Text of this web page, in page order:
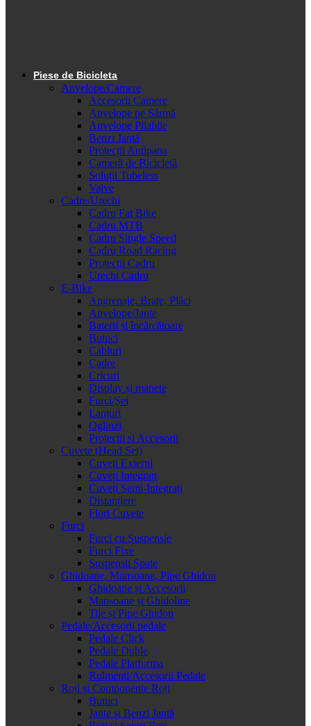
Piese de Bicicleta
Anvelope/Camere
Accesorii Camere
Anvelope pe Sârmă
Anvelope Pliabile
Benzi Jantă
Protecții Antipana
Cameră de Bicicletă
Soluții Tubeless
Valve
Cadre/Urechi
Cadru Fat Bike
Cadru MTB
Cadru Single Speed
Cadru Road Racing
Protecții Cadru
Urechi Cadru
E-Bike
Angrenaje, Brațe, Plăci
Anvelope/Jante
Baterii și încărcătoare
Butuci
Cabluri
Cadre
Cricuri
Display și manete
Furci/Șei
Lanțuri
Oglinzi
Protectii si Accesorii
Cuvete (Head Set)
Cuveți Externi
Cuveți Integrați
Cuveți Semi-Integrați
Distanțiere
Flori Cuvete
Furci
Furci cu Suspensie
Furci Fixe
Suspensii Spate
Ghidoane, Mansoane, Pipe Ghidon
Ghidoane și Accesorii
Mansoane și Ghidoline
Tije și Pipe Ghidon
Pedale/Accesorii pedale
Pedale Click
Pedale Duble
Pedale Platforma
Rulmenti/Accesorii Pedale
Roți și Componente Roți
Butuci
Jante și Benzi Jantă